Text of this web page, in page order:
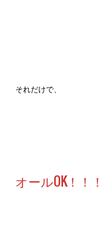
それだけで、
オールOK！！！